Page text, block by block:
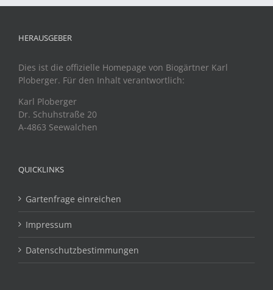
HERAUSGEBER
Dies ist die offizielle Homepage von Biogärtner Karl
Ploberger. Für den Inhalt verantwortlich:
Karl Ploberger
Dr. Schuhstraße 20
A-4863 Seewalchen
QUICKLINKS
Gartenfrage einreichen
Impressum
Datenschutzbestimmungen